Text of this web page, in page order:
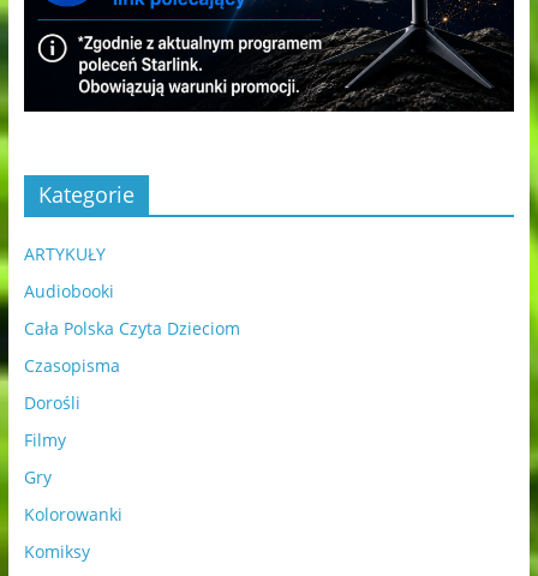
Kategorie
ARTYKUŁY
Audiobooki
Cała Polska Czyta Dzieciom
Czasopisma
Dorośli
Filmy
Gry
Kolorowanki
Komiksy